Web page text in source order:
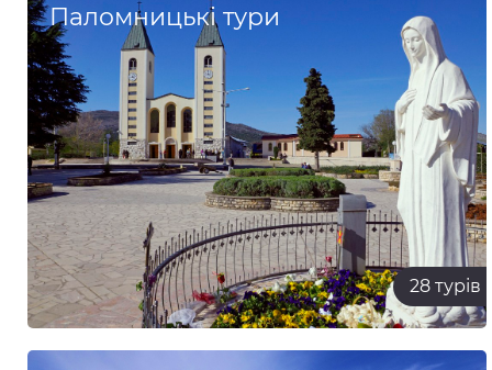
Паломницькі тури
28 турів